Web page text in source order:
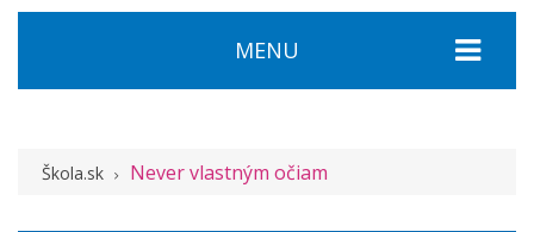
MENU
Škola.sk Never vlastným očiam